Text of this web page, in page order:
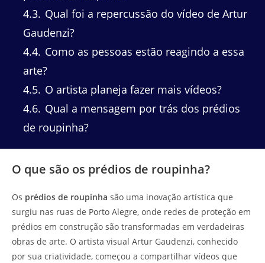
4.3 Qual foi a repercussão do vídeo de Artur
Gaudenzi?
4.4 Como as pessoas estão reagindo a essa
arte?
4.5 O artista planeja fazer mais vídeos?
4.6 Qual a mensagem por trás dos prédios
de roupinha?
O que são os prédios de roupinha?
Os prédios de roupinha são uma inovação artística que
surgiu nas ruas de Porto Alegre, onde redes de proteção em
prédios em construção são transformadas em verdadeiras
obras de arte. O artista visual Artur Gaudenzi, conhecido
por sua criatividade, começou a compartilhar vídeos que